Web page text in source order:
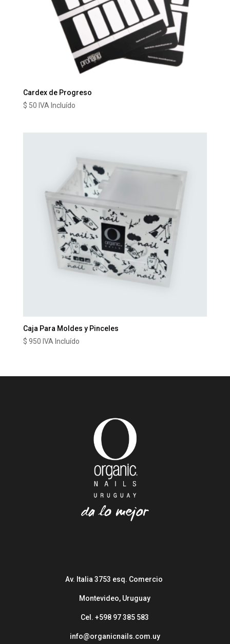
Cardex de Progreso
$ 50 IVA Incluído
Caja Para Moldes y Pinceles
$ 950 IVA Incluído
Av. Italia 3753 esq. Comercio
Montevideo, Uruguay
Cel. +598 97 385 583
info@organicnails.com.uy